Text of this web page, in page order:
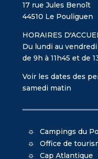
17 rue Jules Benoît
44510 Le Pouliguen
HORAIRES
Du lundi au vendredi
de 9h à 11h45 et de
Voir les dates des
samedi matin
Campings du
Office de
Cap Atlantique